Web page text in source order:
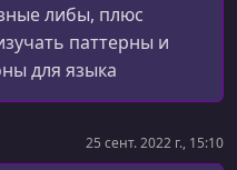
либы, плюс
паттерны и
для языка
25 сент. 2022 г., 15:10